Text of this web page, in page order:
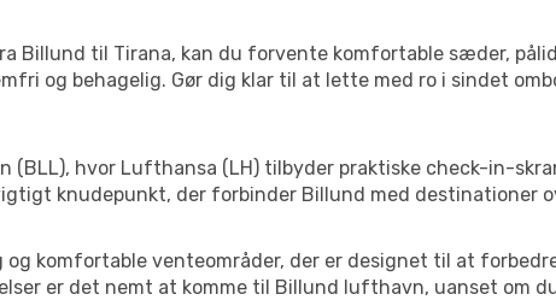
Billund til Tirana, kan du forvente komfortable sæder,
og behagelig. Gør dig klar til at lette med ro i sindet
hvor Lufthansa (LH) tilbyder praktiske check-in-
knudepunkt, der forbinder Billund med destinationer
komfortable venteområder, der er designet til at
er det nemt at komme til Billund lufthavn, uanset om